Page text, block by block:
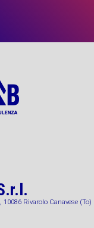
10086 Rivarolo Canavese (To)